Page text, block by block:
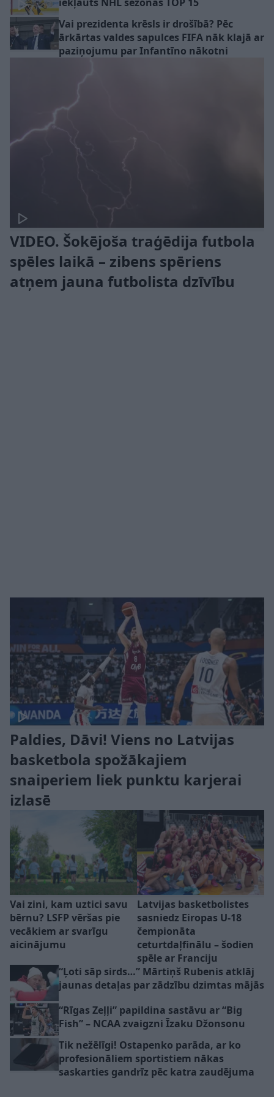
Vai prezidenta krēsls ir drošībā? Pēc
ārkārtas valdes sapulces FIFA nāk klajā ar
paziņojumu par Infantīno nākotni
VIDEO. Šokējoša traģēdija futbola
spēles laikā – zibens spēriens
atņem jauna futbolista dzīvību
Paldies, Dāvi! Viens no Latvijas
basketbola spožākajiem
snaiperiem liek punktu karjerai
izlasē
Vai zini, kam uztici savu
bērnu? LSFP vēršas pie
vecākiem ar svarīgu
aicinājumu
Latvijas basketbolistes
sasniedz Eiropas U-18
čempionāta
ceturtdaļfinālu – šodien
spēle ar Franciju
“Ļoti sāp sirds…” Mārtiņš Rubenis atklāj
jaunas detaļas par zādzību dzimtas mājās
“Rīgas Zeļļi” papildina sastāvu ar “Big
Fish” – NCAA zvaigzni Īzaku Džonsonu
Tik nežēlīgi! Ostapenko parāda, ar ko
profesionāliem sportistiem nākas
saskarties gandrīz pēc katra zaudējuma